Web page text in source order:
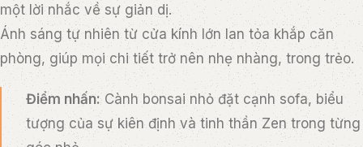
một lời nhắc về sự giản dị.
Ánh sáng tự nhiên từ cửa kính lớn lan tỏa khắp căn
phòng, giúp mọi chi tiết trở nên nhẹ nhàng, trong trẻo.
Điểm nhấn:Cành bonsai nhỏ đặt cạnh sofa, biểu
tượng của sự kiên định và tinh thần Zen trong từng